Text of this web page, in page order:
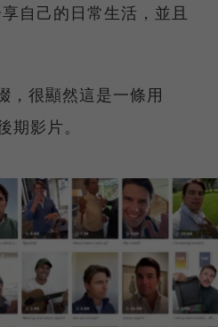
自己的日常生活，並且
，很顯然這是一條用
影片。